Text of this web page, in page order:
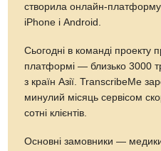
створила онлайн-платформу
iPhone і Android.
Сьогодні в команді проекту
платформі — близько 3000
з країн Азії. TranscribeMe
минулий місяць сервісом
сотні клієнтів.
Основні замовники —